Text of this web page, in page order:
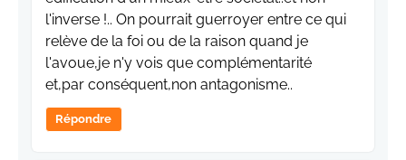
l'inverse !.. On pourrait guerroyer entre ce qui
relève de la foi ou de la raison quand je
l'avoue,je n'y vois que complémentarité
et,par conséquent,non antagonisme..
Répondre